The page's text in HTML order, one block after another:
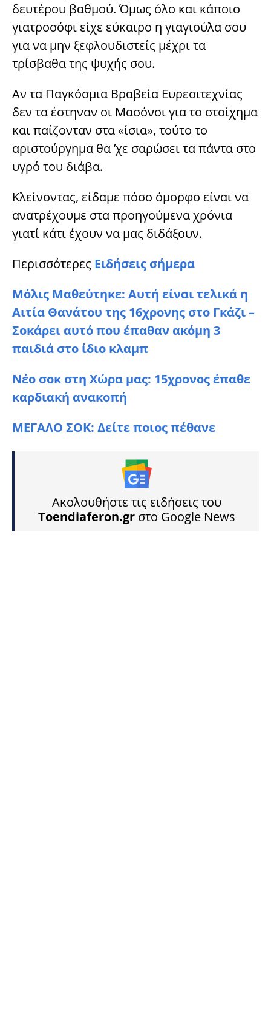
δευτέρου βαθμού. Όμως όλο και κάποιο
γιατροσόφι είχε εύκαιρο η γιαγιούλα σου
για να μην ξεφλουδιστείς μέχρι τα
τρίσβαθα της ψυχής σου.
Αν τα Παγκόσμια Βραβεία Ευρεσιτεχνίας
δεν τα έστηναν οι Μασόνοι για το στοίχημα
και παίζονταν στα «ίσια», τούτο το
αριστούργημα θα ’χε σαρώσει τα πάντα στο
υγρό του διάβα.
Κλείνοντας, είδαμε πόσο όμορφο είναι να
ανατρέχουμε στα προηγούμενα χρόνια
γιατί κάτι έχουν να μας διδάξουν.
Περισσότερες Ειδήσεις σήμερα
Μόλις Μαθεύτηκε: Αυτή είναι τελικά η
Αιτία Θανάτου της 16χρονης στο Γκάζι –
Σοκάρει αυτό που έπαθαν ακόμη 3
παιδιά στο ίδιο κλαμπ
Νέο σοκ στη Χώρα μας: 15χρονος έπαθε
καρδιακή ανακοπή
ΜΕΓΑΛΟ ΣΟK: Δείτε ποιος πέθανε
Ακολουθήστε τις ειδήσεις του
Toendiaferon.gr στο Google News